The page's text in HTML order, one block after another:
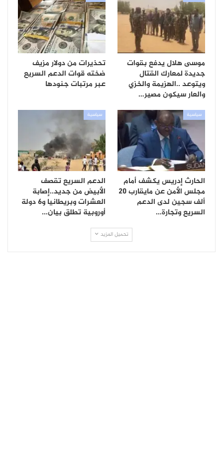
موسى هلال يدفع بقوات
جديدة لمعارك القتال
ويتوعد ..الهزيمة والخزي
والعار سيكون مصير…
تحذيرات من دولار مزيف
ضخته قوات الدعم السريع
عبر مرتبات جنودها
سياسية
الحارث إدريس يكشف أمام
مجلس الأمن عن مايقارب 20
ألف سجين لدى الدعم
السريع وتجارة…
سياسية
الدعم السريع تقصف
الأبيض من جديد..إصابة
العشرات وبريطانيا و6 دولة
أوروبية تطلق بيان…
تحميل المزيد